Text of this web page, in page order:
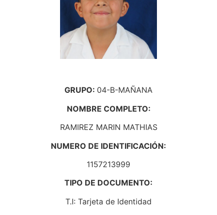
GRUPO: 04-B-MAÑANA
NOMBRE COMPLETO:
RAMIREZ MARIN MATHIAS
NUMERO DE IDENTIFICACIÓN:
1157213999
TIPO DE DOCUMENTO:
T.I: Tarjeta de Identidad